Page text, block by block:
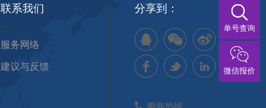
联系我们
服务网络
建议与反馈
分享到：
单号查询
微信报价